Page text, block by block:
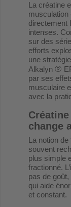
La créatine
musculation
directement
intenses.
sur des
efforts
une
Alkalyn ®
par ses
musculaire
avec la
change
La notion
souvent
plus simple
fractionné.
pas de
qui aide
et constant.